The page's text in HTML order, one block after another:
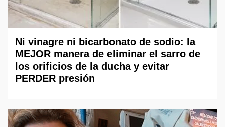
Ni vinagre ni bicarbonato de sodio: la
MEJOR manera de eliminar el sarro de
los orificios de la ducha y evitar
PERDER presión